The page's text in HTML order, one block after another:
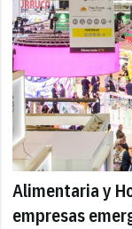
Alimentaria y
empresas